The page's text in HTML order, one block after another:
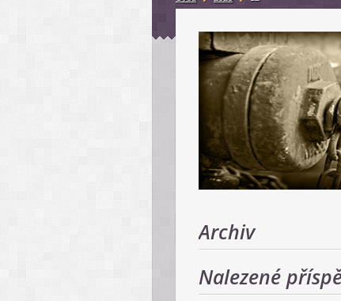
Archiv
Nalezené